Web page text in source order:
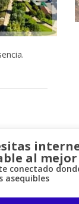
al mejor
conectado
asequibles